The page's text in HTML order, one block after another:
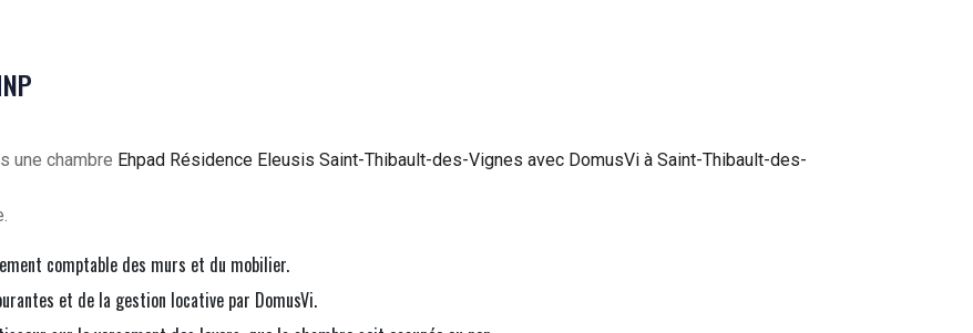
une chambre Ehpad Résidence Eleusis Saint-Thibault-des-Vignes avec DomusVi à Saint-Thibault-des-
comptable des murs et du mobilier.
et de la gestion locative par DomusVi.